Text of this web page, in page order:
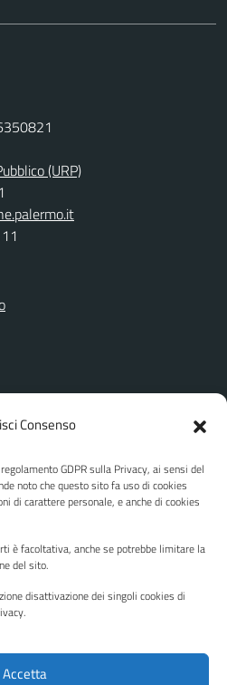
Consenso
GDPR sulla Privacy, ai sensi del
noto che questo sito fa uso di cookies
di carattere personale, e anche di cookies
è facoltativa, anche se potrebbe limitare la
del sito.
disattivazione dei singoli cookies di
Accetta
(URP)
Instagram